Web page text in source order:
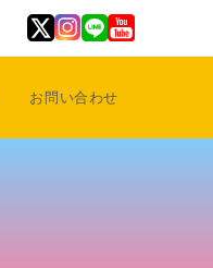
お問い合わせ